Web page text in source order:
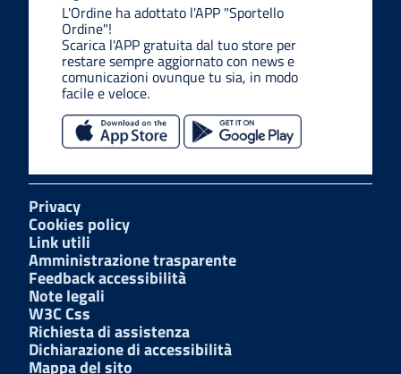
L'Ordine ha adottato l'APP "Sportello
Ordine"!
Scarica l'APP gratuita dal tuo store per
restare sempre aggiornato con news e
comunicazioni ovunque tu sia, in modo
facile e veloce.
Privacy
Cookies policy
Link utili
Amministrazione trasparente
Feedback accessibilità
Note legali
W3C Css
Richiesta di assistenza
Dichiarazione di accessibilità
Mappa del sito